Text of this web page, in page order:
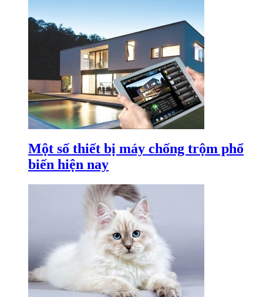
Một số thiết bị máy chống trộm phổ
biến hiện nay